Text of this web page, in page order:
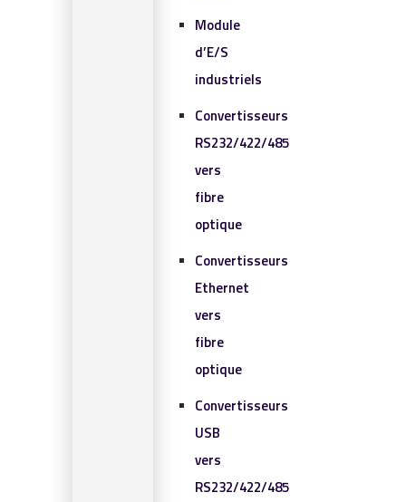
Module
d’E/S
industriels
Convertisseurs
RS232/422/485
vers
fibre
optique
Convertisseurs
Ethernet
vers
fibre
optique
Convertisseurs
USB
vers
RS232/422/485